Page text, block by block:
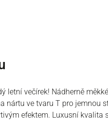
letní večírek! Nádherně
nártu ve tvaru T pro jemnou
efektem. Luxusní kvalita